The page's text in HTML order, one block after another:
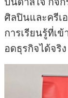
ศิลปินและครีเ
การเรียนรู้ที่เ
อดธุรกิจได้จริง